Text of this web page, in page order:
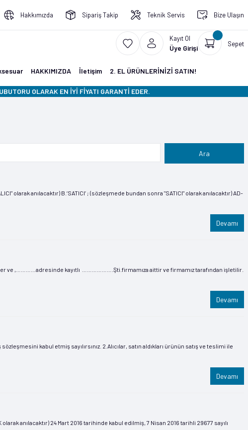
Hakkımızda Sipariş Takip Teknik Servis Bize Ulaşın
Kayıt Ol
Üye Girişi Sepet
HAKKIMIZDA İletişim 2. EL ÜRÜNLERİNİZİ SATIN!
OLARAK EN İYİ FİYATI GARANTİ EDER.
olarak anılacaktır) B.‘SATICI’ ; (sözleşmede bundan sonra "SATICI" olarak anılacaktır) AD-
Devamı
ve ,…………adresinde kayıtlı ……………….Şti.firmamıza aittir ve firmamız tarafından işletilir.
Devamı
kabul etmiş sayılırsınız. 2.Alıcılar, satın aldıkları ürünün satış ve teslimi ile
Devamı
anılacaktır) 24 Mart 2016 tarihinde kabul edilmiş, 7 Nisan 2016 tarihli 29677 sayılı